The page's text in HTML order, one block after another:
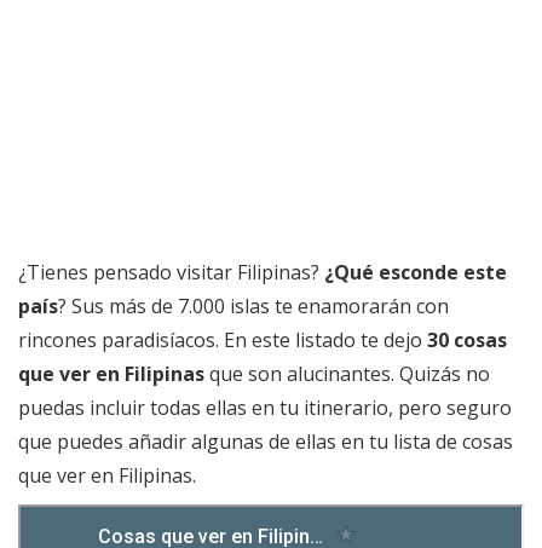
¿Tienes pensado visitar Filipinas? ¿Qué esconde este
país? Sus más de 7.000 islas te enamorarán con
rincones paradisíacos. En este listado te dejo 30 cosas
que ver en Filipinasque son alucinantes. Quizás no
puedas incluir todas ellas en tu itinerario, pero seguro
que puedes añadir algunas de ellas en tu lista de cosas
que ver en Filipinas.